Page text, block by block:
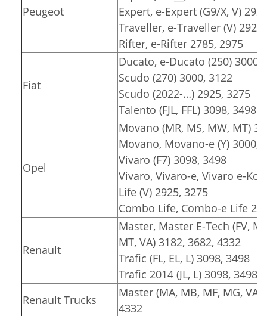
Peugeot
Expert, e-Expert (G9/X, V)
Traveller, e-Traveller (V)
Rifter, e-Rifter 2785, 2975
Fiat
Ducato, e-Ducato (250) 3000,
Scudo (270) 3000, 3122
Scudo (2022-…) 2925, 3275
Talento (FJL, FFL) 3098, 3498
Opel
Movano (MR, MS, MW, MT)
Movano, Movano-e (Y) 3000,
Vivaro (F7) 3098, 3498
Vivaro, Vivaro-e, Vivaro e-
Life (V) 2925, 3275
Combo Life, Combo-e Life
Renault
Master, Master E-Tech (FV,
MT, VA) 3182, 3682, 4332
Trafic (FL, EL, L) 3098, 3498
Trafic 2014 (JL, L) 3098, 3498
Renault Trucks
Master (MA, MB, MF, MG, VA,
4332